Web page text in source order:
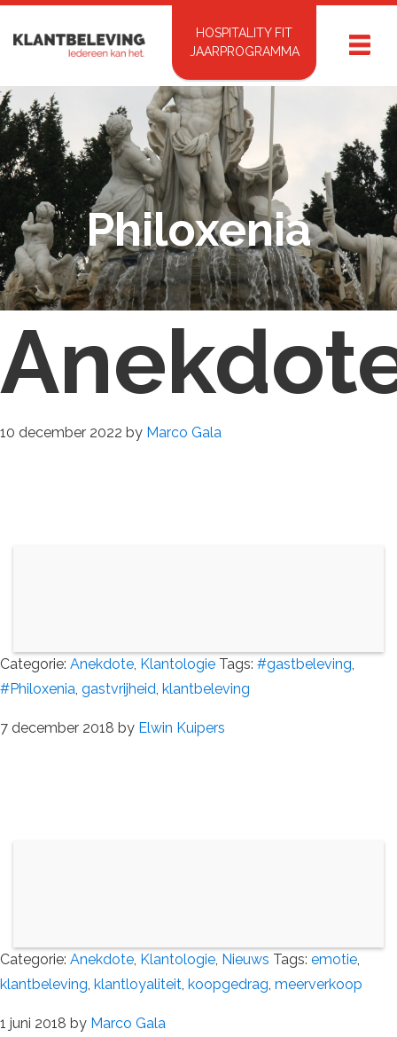
HOSPITALITY FIT
JAARPROGRAMMA
Philoxenia
10 december 2022 by Marco Gala
Categorie: Anekdote, Klantologie Tags: #gastbeleving,
#Philoxenia, gastvrijheid, klantbeleving
7 december 2018 by Elwin Kuipers
Categorie: Anekdote, Klantologie, Nieuws Tags: emotie,
klantbeleving, klantloyaliteit, koopgedrag, meerverkoop
1 juni 2018 by Marco Gala